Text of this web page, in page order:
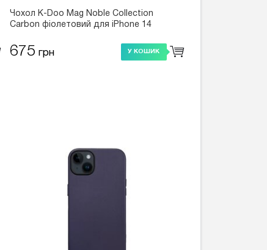
Чохол K-Doo Mag Noble Collection
Carbon фіолетовий для iPhone 14
675 грн У КОШИК